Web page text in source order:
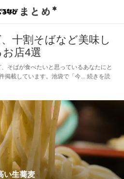
十割そばなど美味し
店4選
そばが食べたいと思っているあなたにと
掲載しています。池袋で「今
続きを読
い生蕎麦